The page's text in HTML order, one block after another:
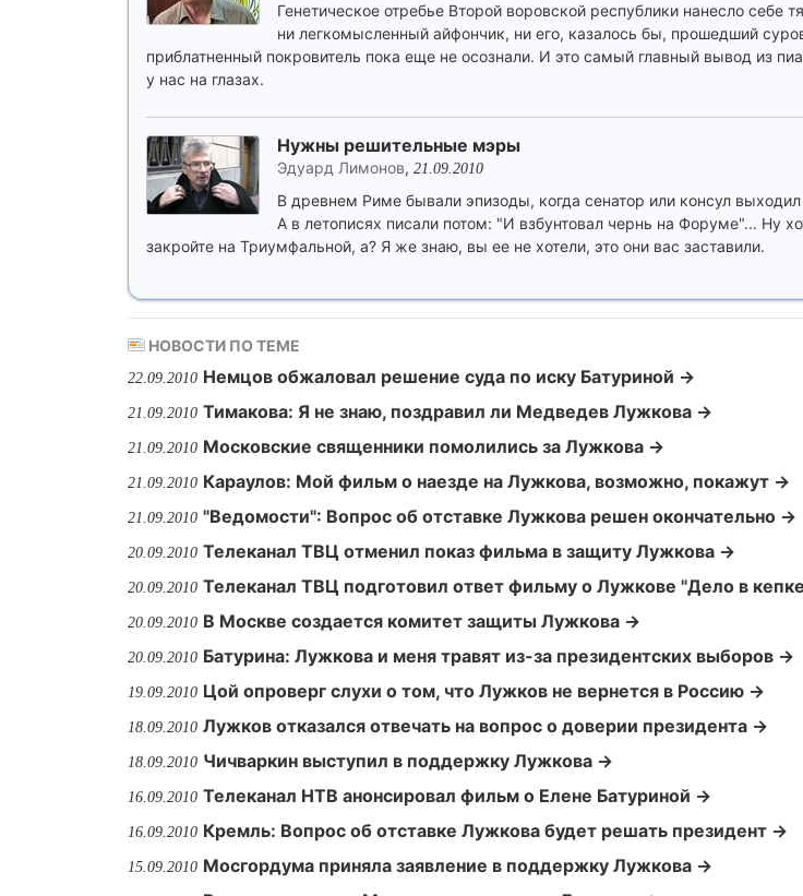
Генетическое отребье Второй воровской республики нанесло себе
ни легкомысленный айфончик, ни его, казалось бы, прошедший
приблатненный покровитель пока еще не осознали. И это самый главный вывод из
у нас на глазах.
Нужны решительные мэры
Эдуард Лимонов, 21.09.2010
В древнем Риме бывали эпизоды, когда сенатор или консул
А в летописях писали потом: "И взбунтовал чернь на Форуме"... Ну
закройте на Триумфальной, а? Я же знаю, вы ее не хотели, это они вас заставили.
НОВОСТИ ПО ТЕМЕ
22.09.2010 Немцов обжаловал решение суда по иску Батуриной →
21.09.2010 Тимакова: Я не знаю, поздравил ли Медведев Лужкова →
21.09.2010 Московские священники помолились за Лужкова →
21.09.2010 Караулов: Мой фильм о наезде на Лужкова, возможно, покажут →
21.09.2010 "Ведомости": Вопрос об отставке Лужкова решен окончательно →
20.09.2010 Телеканал ТВЦ отменил показ фильма в защиту Лужкова →
20.09.2010 Телеканал ТВЦ подготовил ответ фильму о Лужкове "Дело в
20.09.2010 В Москве создается комитет защиты Лужкова →
20.09.2010 Батурина: Лужкова и меня травят из-за президентских выборов →
19.09.2010 Цой опроверг слухи о том, что Лужков не вернется в Россию →
18.09.2010 Лужков отказался отвечать на вопрос о доверии президента →
18.09.2010 Чичваркин выступил в поддержку Лужкова →
16.09.2010 Телеканал НТВ анонсировал фильм о Елене Батуриной →
16.09.2010 Кремль: Вопрос об отставке Лужкова будет решать президент →
15.09.2010 Мосгордума приняла заявление в поддержку Лужкова →